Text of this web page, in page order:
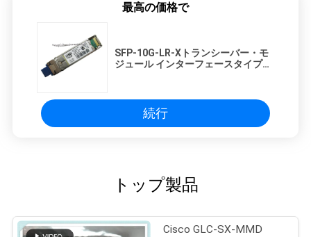
最高の価格で
SFP-10G-LR-Xトランシーバー・モ
ジュール インターフェースタイプ
続行
トップ製品
Cisco GLC-SX-MMD